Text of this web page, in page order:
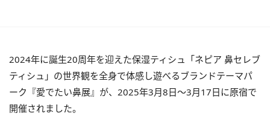
2024年に誕生20周年を迎えた保湿ティシュ「ネピア 鼻セレブ
ティシュ」の世界観を全身で体感し遊べるブランドテーマパ
ーク『愛でたい鼻展』が、2025年3月8日～3月17日に原宿で
開催されました。